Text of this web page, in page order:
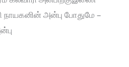
நாயகனின் அன்பு போதுமே –